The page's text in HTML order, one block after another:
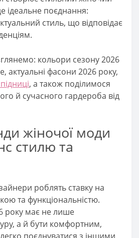
ідеальне поєднання:
стиль, що відповідає
кольори сезону 2026
актуальні фасони 2026 року,
, а також поділимося
й сучасного гардероба від
жіночої моди
стилю та
роблять ставку на
та функціональністю.
року має не лише
а й бути комфортним,